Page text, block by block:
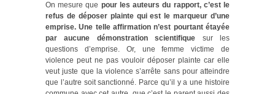
On mesure que pour les auteurs du rapport, c’est le
refus de déposer plainte qui est le marqueur d’une
emprise. Une telle affirmation n’est pourtant étayée
par aucune démonstration scientifique sur les
questions d’emprise. Or, une femme victime de
violence peut ne pas vouloir déposer plainte car elle
veut juste que la violence s’arrête sans pour atteindre
que l’autre soit sanctionné. Parce qu’il y a une histoire